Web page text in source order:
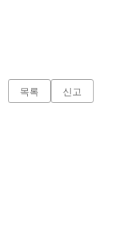
목록 신고